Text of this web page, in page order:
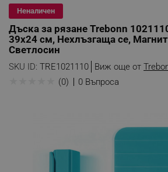
Неналичен
Дъска за рязане Trebonn
39х24 см, Нехлъзгаща се,
Светлосин
SKU ID: TRE1021110 Виж още от
(0) 0 Въпроса